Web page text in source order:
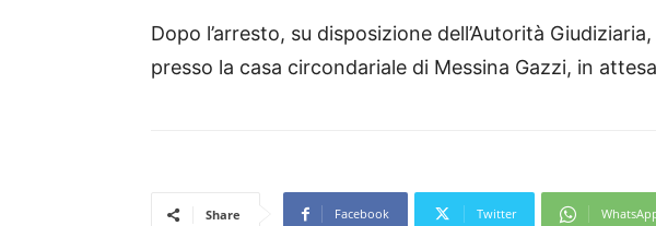
Dopo l’arresto, su disposizione dell’Autorità
presso la casa circondariale di Messina Gazzi, in
Share Facebook Twitter